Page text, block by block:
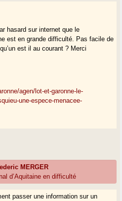
hasard sur internet que le
est en grande difficulté. Pas facile de
est il au courant ? Merci
agen/lot-et-garonne-le-
une-espece-menacee-
MERGER
d’Aquitaine en difficulté
passer une information sur un